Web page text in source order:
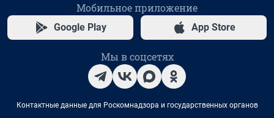
Мобильное приложение
Google Play App Store
Мы в соцсетях
Контактные данные для Роскомнадзора и государственных органов